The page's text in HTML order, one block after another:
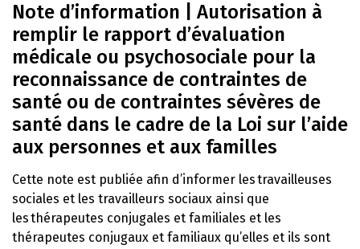
Note d’information | Autorisation à
remplir le rapport d’évaluation
médicale ou psychosociale pour la
reconnaissance de contraintes de
santé ou de contraintes sévères de
santé dans le cadre de la Loi sur l’aide
aux personnes et aux familles
Cette note est publiée afin d’informer les travailleuses
sociales et les travailleurs sociaux ainsi que
les thérapeutes conjugales et familiales et les
thérapeutes conjugaux et familiaux qu’elles et ils sont